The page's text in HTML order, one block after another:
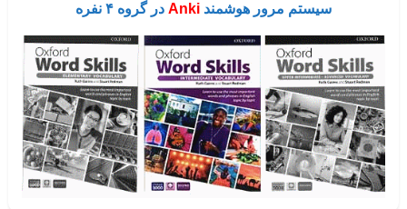
سیستم مرور هوشمند Anki در گروه ۴ نفره